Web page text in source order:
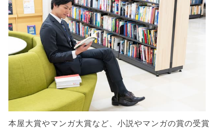
本屋大賞やマンガ大賞など、小説やマンガの賞の受賞